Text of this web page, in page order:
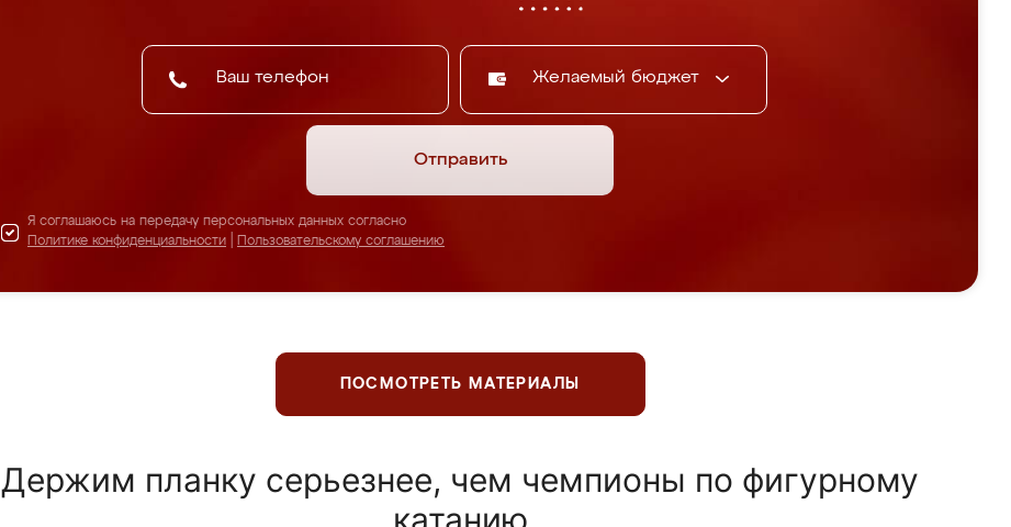
Желаемый бюджет
Отправить
Я соглашаюсь на передачу персональных данных согласно
Политике конфиденциальности
Пользовательскому соглашению
ПОСМОТРЕТЬ МАТЕРИАЛЫ
Держим планку серьезнее, чем чемпионы по фигурному